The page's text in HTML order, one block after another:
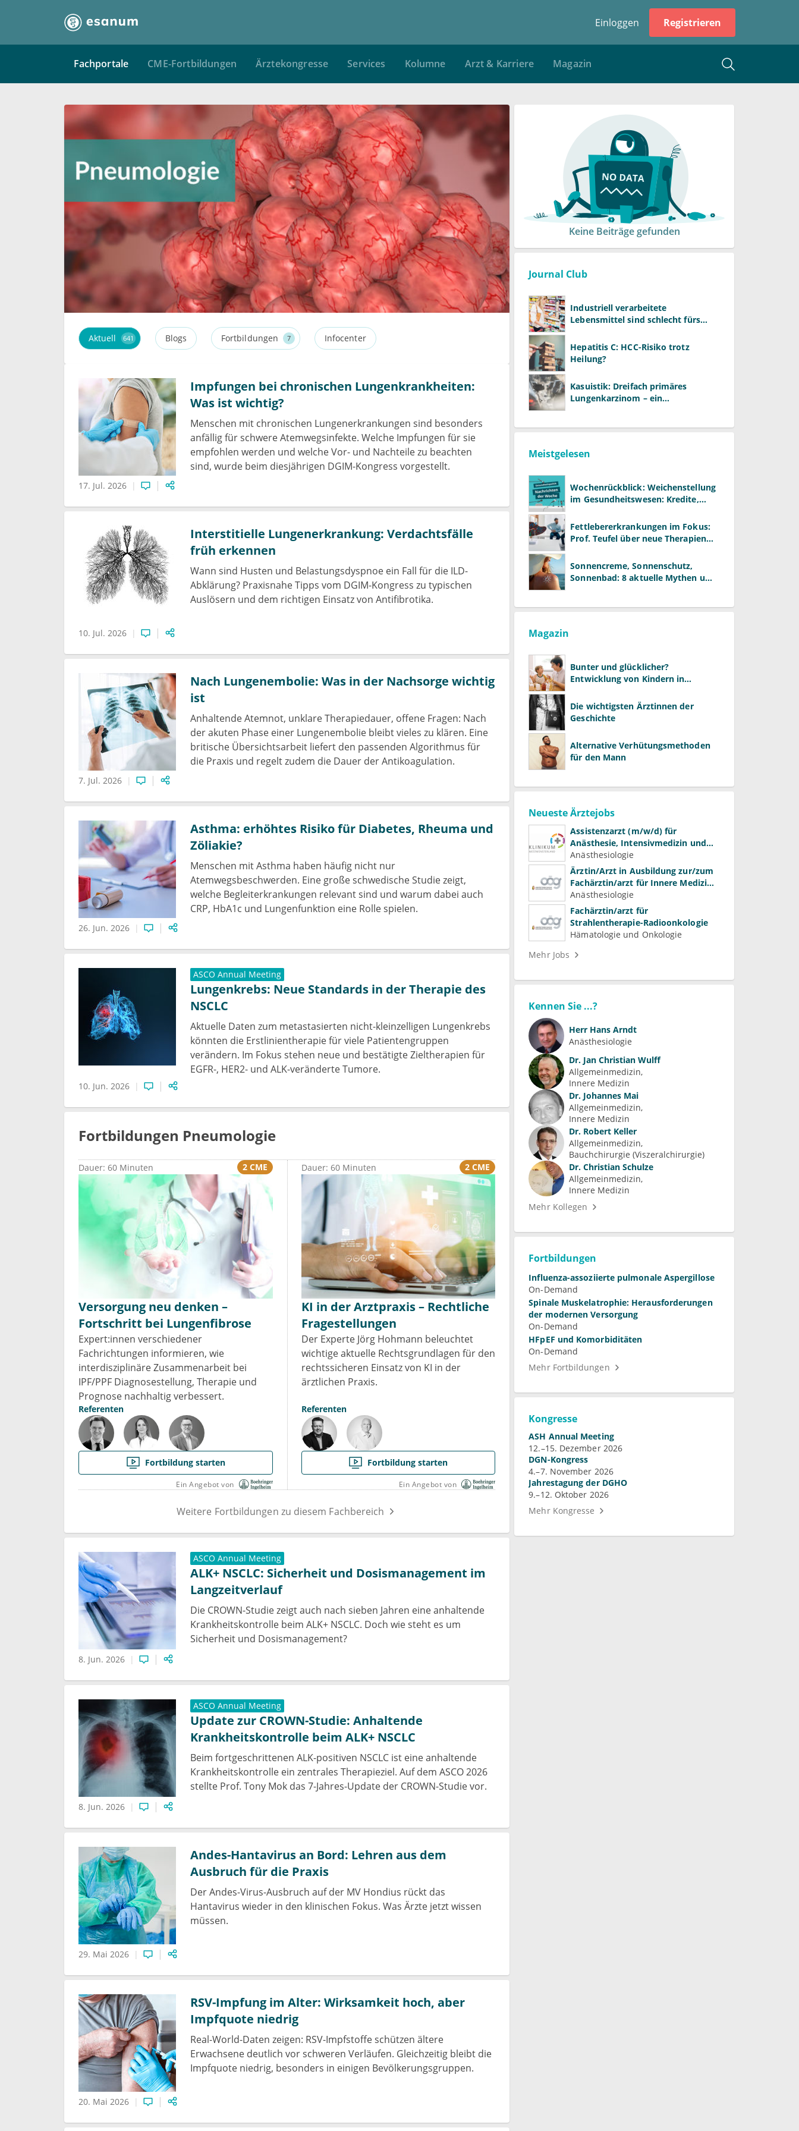
Einloggen Registrieren
Fachportale CME-Fortbildungen Ärztekongresse Services Kolumne Arzt & Karriere Magazin
Aktuell 641 Blogs Fortbildungen 7 Infocenter
Impfungen bei chronischen Lungenkrankheiten:
Was ist wichtig?
Menschen mit chronischen Lungenerkrankungen sind besonders
anfällig für schwere Atemwegsinfekte. Welche Impfungen für sie
empfohlen werden und welche Vor- und Nachteile zu beachten
sind, wurde beim diesjährigen DGIM-Kongress vorgestellt.
17. Jul. 2026
Interstitielle Lungenerkrankung: Verdachtsfälle
früh erkennen
Wann sind Husten und Belastungsdyspnoe ein Fall für die ILD-
Abklärung? Praxisnahe Tipps vom DGIM-Kongress zu typischen
Auslösern und dem richtigen Einsatz von Antifibrotika.
10. Jul. 2026
Nach Lungenembolie: Was in der Nachsorge wichtig
ist
Anhaltende Atemnot, unklare Therapiedauer, offene Fragen: Nach
der akuten Phase einer Lungenembolie bleibt vieles zu klären. Eine
britische Übersichtsarbeit liefert den passenden Algorithmus für
die Praxis und regelt zudem die Dauer der Antikoagulation.
7. Jul. 2026
Asthma: erhöhtes Risiko für Diabetes, Rheuma und
Zöliakie?
Menschen mit Asthma haben häufig nicht nur
Atemwegsbeschwerden. Eine große schwedische Studie zeigt,
welche Begleiterkrankungen relevant sind und warum dabei auch
CRP, HbA1c und Lungenfunktion eine Rolle spielen.
26. Jun. 2026
ASCO Annual Meeting
Lungenkrebs: Neue Standards in der Therapie des
NSCLC
Aktuelle Daten zum metastasierten nicht-kleinzelligen Lungenkrebs
könnten die Erstlinientherapie für viele Patientengruppen
verändern. Im Fokus stehen neue und bestätigte Zieltherapien für
EGFR-, HER2- und ALK-veränderte Tumore.
10. Jun. 2026
Fortbildungen Pneumologie
Dauer: 60 Minuten 2 CME
Versorgung neu denken –
Fortschritt bei Lungenfibrose
Expert:innen verschiedener
Fachrichtungen informieren, wie
interdisziplinäre Zusammenarbeit bei
IPF/PPF Diagnosestellung, Therapie und
Prognose nachhaltig verbessert.
Referenten
Fortbildung starten
Ein Angebot von
Dauer: 60 Minuten 2 CME
KI in der Arztpraxis – Rechtliche
Fragestellungen
Der Experte Jörg Hohmann beleuchtet
wichtige aktuelle Rechtsgrundlagen für den
rechtssicheren Einsatz von KI in der
ärztlichen Praxis.
Referenten
Fortbildung starten
Ein Angebot von
Weitere Fortbildungen zu diesem Fachbereich
ASCO Annual Meeting
ALK+ NSCLC: Sicherheit und Dosismanagement im
Langzeitverlauf
Die CROWN-Studie zeigt auch nach sieben Jahren eine anhaltende
Krankheitskontrolle beim ALK+ NSCLC. Doch wie steht es um
Sicherheit und Dosismanagement?
8. Jun. 2026
ASCO Annual Meeting
Update zur CROWN-Studie: Anhaltende
Krankheitskontrolle beim ALK+ NSCLC
Beim fortgeschrittenen ALK-positiven NSCLC ist eine anhaltende
Krankheitskontrolle ein zentrales Therapieziel. Auf dem ASCO 2026
stellte Prof. Tony Mok das 7-Jahres-Update der CROWN-Studie vor.
8. Jun. 2026
Andes-Hantavirus an Bord: Lehren aus dem
Ausbruch für die Praxis
Der Andes-Virus-Ausbruch auf der MV Hondius rückt das
Hantavirus wieder in den klinischen Fokus. Was Ärzte jetzt wissen
müssen.
29. Mai 2026
RSV-Impfung im Alter: Wirksamkeit hoch, aber
Impfquote niedrig
Real-World-Daten zeigen: RSV-Impfstoffe schützen ältere
Erwachsene deutlich vor schweren Verläufen. Gleichzeitig bleibt die
Impfquote niedrig, besonders in einigen Bevölkerungsgruppen.
20. Mai 2026
Keine Beiträge gefunden
Journal Club
Industriell verarbeitete
Lebensmittel sind schlecht fürs
Hepatitis C: HCC-Risiko trotz
Heilung?
Kasuistik: Dreifach primäres
Lungenkarzinom – ein
Meistgelesen
Wochenrückblick: Weichenstellung
im Gesundheitswesen: Kredite,
Fettlebererkrankungen im Fokus:
Prof. Teufel über neue Therapien
Sonnencreme, Sonnenschutz,
Sonnenbad: 8 aktuelle Mythen und
Magazin
Bunter und glücklicher?
Entwicklung von Kindern in
Die wichtigsten Ärztinnen der
Geschichte
Alternative Verhütungsmethoden
für den Mann
Neueste Ärztejobs
Assistenzarzt (m/w/d) für
Anästhesie, Intensivmedizin und
Schmerztherapie
Anästhesiologie
Ärztin/Arzt in Ausbildung zur/zum
Fachärztin/arzt für Innere Medizin
(Kardiologie, Nephrologie,
Intensivmedizin)
Anästhesiologie
Fachärztin/arzt für
Strahlentherapie-Radioonkologie
Hämatologie und Onkologie
Mehr Jobs
Kennen Sie ...?
Herr Hans Arndt
Anästhesiologie
Dr. Jan Christian Wulff
Allgemeinmedizin
Innere Medizin
Dr. Johannes Mai
Allgemeinmedizin
Innere Medizin
Dr. Robert Keller
Allgemeinmedizin
Bauchchirurgie (Viszeralchirurgie)
Dr. Christian Schulze
Allgemeinmedizin
Innere Medizin
Mehr Kollegen
Fortbildungen
Influenza-assoziierte pulmonale Aspergillose
On-Demand
Spinale Muskelatrophie: Herausforderungen
der modernen Versorgung
On-Demand
HFpEF und Komorbiditäten
On-Demand
Mehr Fortbildungen
Kongresse
ASH Annual Meeting
12.–15. Dezember 2026
DGN-Kongress
4.–7. November 2026
Jahrestagung der DGHO
9.–12. Oktober 2026
Mehr Kongresse